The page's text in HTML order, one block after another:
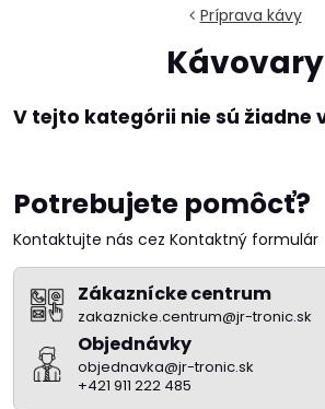
Príprava kávy
Kávovary
Potrebujete pomôcť?
Kontaktujte nás cez Kontaktný formulár
Zákaznícke centrum
zakaznicke.centrum@jr-tronic.sk
Objednávky
objednavka@jr-tronic.sk
+421 911 222 485